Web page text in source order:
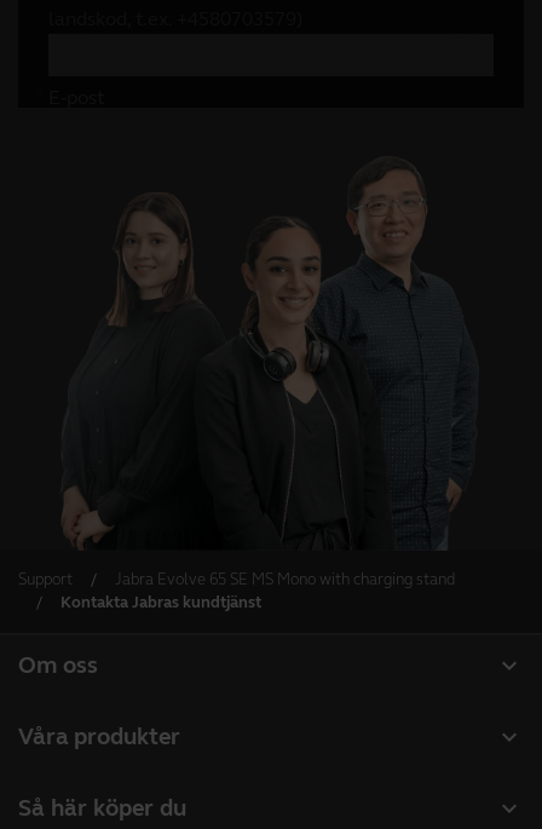
Support
Jabra Evolve 65 SE MS Mono with charging stand
Kontakta Jabras kundtjänst
expand_more
Om oss
Hållbarhet
expand_more
Våra produkter
expand_more
Så här köper du